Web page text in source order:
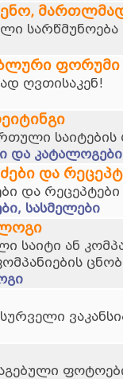
სარწმუნოება
ფორუმი
ღვთისაკენ!
საიტების
და კატალოგები
და
და რეცეპტები
სასმელები
საიტი ან